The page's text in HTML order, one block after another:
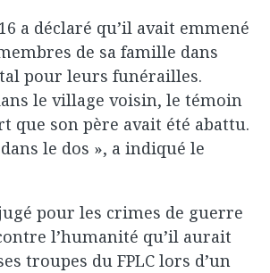
a déclaré qu’il avait emmené
de sa famille dans
pour leurs funérailles.
le village voisin, le témoin
que son père avait été abattu.
le dos », a indiqué le
pour les crimes de guerre
l’humanité qu’il aurait
troupes du FPLC lors d’un